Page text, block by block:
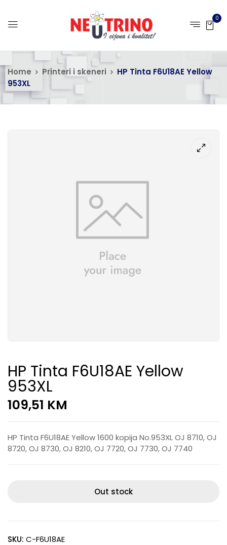
0
Home Printeri i skeneri
HP Tinta F6U18AE Yellow
953XL
HP Tinta F6U18AE Yellow
953XL
109,51 KM
HP Tinta F6U18AE Yellow 1600 kopija No.953XL OJ 8710, OJ
8720, OJ 8730, OJ 8210, OJ 7720, OJ 7730, OJ 7740
Out stock
SKU: C-F6U18AE